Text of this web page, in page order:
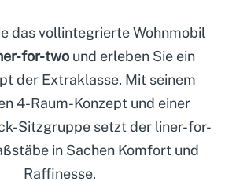
das vollintegrierte Wohnmobil
for-two und erleben Sie ein
der Extraklasse. Mit seinem
4-Raum-Konzept und einer
Sitzgruppe setzt der liner-for-
in Sachen Komfort und
Raffinesse.